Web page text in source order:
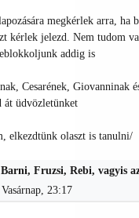
megkérlek arra, ha
kérlek jelezd. Nem tudom
addig is
Cesarének, Giovanninak
át üdvözletünket
elkezdtünk olaszt is tanulni/
Fruzsi, Rebi, vagyis az
23:17